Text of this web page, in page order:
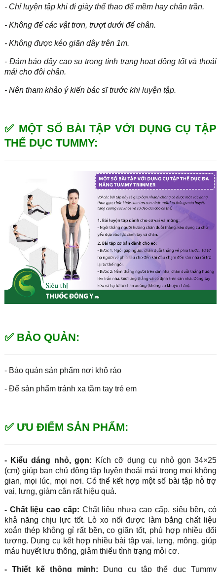
- Chỉ luyện tập khi đi giày thể thao đế mềm hay chân trần.
- Không để các vật trơn, trượt dưới đế chân.
- Không được kéo giãn dây trên 1m.
- Đảm bảo dây cao su trong tình trạng hoạt động tốt và thoải
mái cho đôi chân.
- Nên tham khảo ý kiến bác sĩ trước khi luyện tập.
✅ MỘT SỐ BÀI TẬP VỚI DỤNG CỤ TẬP
THỂ DỤC TUMMY:
✅ BẢO QUẢN:
- Bảo quản sản phẩm nơi khô ráo
- Để sản phẩm tránh xa tầm tay trẻ em
✅ ƯU ĐIỂM SẢN PHẨM:
- Kiểu dáng nhỏ, gọn: Kích cỡ dụng cụ nhỏ gọn 34×25
(cm) giúp bạn chủ động tập luyện thoải mái trong mọi không
gian, mọi lúc, mọi nơi. Có thể kết hợp một số bài tập hỗ trợ
vai, lưng, giảm cân rất hiệu quả.
- Chất liệu cao cấp: Chất liệu nhựa cao cấp, siêu bền, có
khả năng chịu lực tốt. Lò xo nối được làm bằng chất liệu
xoắn thép không gỉ rất bền, co giãn tốt, phù hợp nhiều đối
tượng. Dụng cụ kết hợp nhiều bài tập vai, lưng, mông, giúp
máu huyết lưu thông, giảm thiểu tình trạng mỏi cơ.
- Thiết kế thông minh: Dụng cụ tập thể dục Tummy